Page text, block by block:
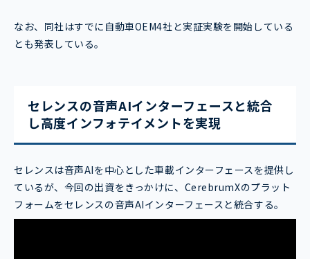
なお、同社はすでに自動車OEM4社と実証実験を開始している
とも発表している。
セレンスの音声AIインターフェースと統合
し高度インフォテイメントを実現
セレンスは音声AIを中心とした車載インターフェースを提供し
ているが、今回の出資をきっかけに、CerebrumXのプラット
フォームをセレンスの音声AIインターフェースと統合する。